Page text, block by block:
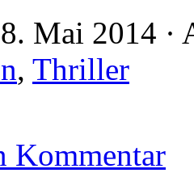
Mai 2014
, Thriller
Kommentar